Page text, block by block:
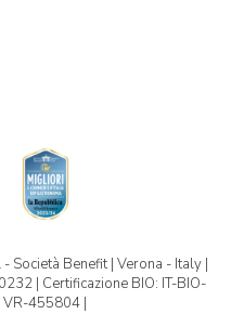
Società Benefit | Verona - Italy |
| Certificazione BIO: IT-BIO-
455804 |